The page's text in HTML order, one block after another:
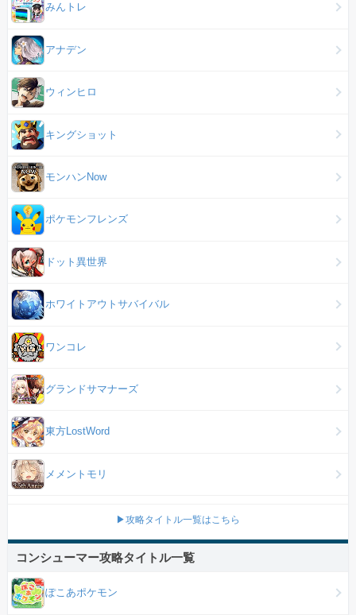
みんトレ
アナデン
ウィンヒロ
キングショット
モンハンNow
ポケモンフレンズ
ドット異世界
ホワイトアウトサバイバル
ワンコレ
グランドサマナーズ
東方LostWord
メメントモリ
▶攻略タイトル一覧はこちら
コンシューマー攻略タイトル一覧
ぽこあポケモン